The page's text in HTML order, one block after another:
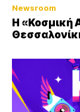
Newsroom
Η «Κοσμική